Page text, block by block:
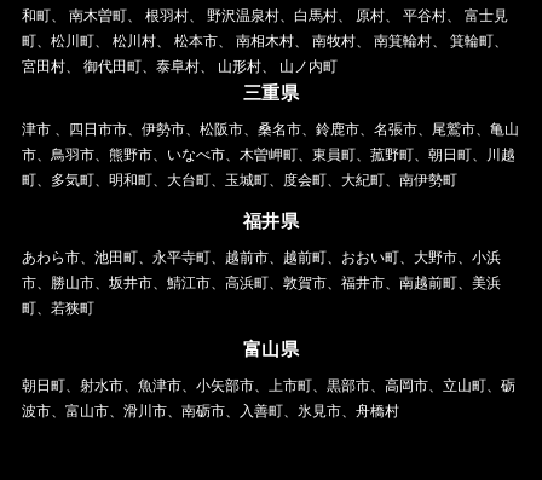
和町、 南木曽町、 根羽村、 野沢温泉村、白馬村、 原村、 平谷村、 富士見
町、松川町、 松川村、 松本市、 南相木村、 南牧村、 南箕輪村、 箕輪町、
宮田村、 御代田町、泰阜村、 山形村、 山ノ内町
三重県
津市 、四日市市、伊勢市、松阪市、桑名市、鈴鹿市、名張市、尾鷲市、亀山
市、鳥羽市、熊野市、いなべ市、木曽岬町、東員町、菰野町、朝日町、川越
町、多気町、明和町、大台町、玉城町、度会町、大紀町、南伊勢町
福井県
あわら市、池田町、永平寺町、越前市、越前町、おおい町、大野市、小浜
市、勝山市、坂井市、鯖江市、高浜町、敦賀市、福井市、南越前町、美浜
町、若狭町
富山県
朝日町、射水市、魚津市、小矢部市、上市町、黒部市、高岡市、立山町、砺
波市、富山市、滑川市、南砺市、入善町、氷見市、舟橋村